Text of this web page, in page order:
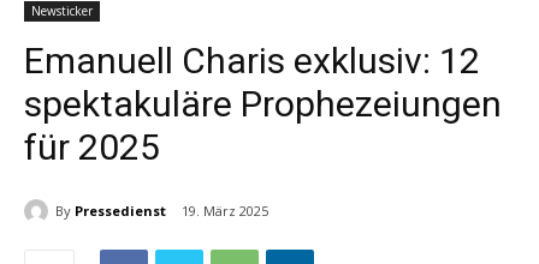
Newsticker
Emanuell Charis exklusiv: 12
spektakuläre Prophezeiungen
für 2025
By Pressedienst 19. März 2025